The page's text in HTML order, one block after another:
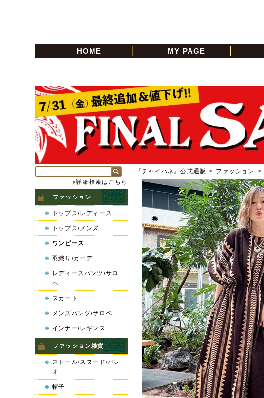
HOME MY PAGE
『チャイハネ』公式通販 > ファッション >
詳細検索はこちら
ファッション
トップス/レディース
トップス/メンズ
ワンピース
羽織り/カーデ
レディースパンツ/サロ
ペ
スカート
メンズパンツ/サロペ
インナー/レギンス
ファッション雑貨
ストール/スヌード/パレ
オ
帽子